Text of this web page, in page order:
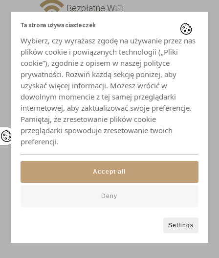
Bezpłatne WiFi
Lodówka
Płyta indukcyjna
Mikrofalówka
Czajnik
Naczynia i przybory kuchenne
Ta strona używa ciasteczek
Wybierz, czy wyrażasz zgodę na używanie przez nas
plików cookie i powiązanych technologii („Pliki
cookie”), zgodnie z opisem w naszej polityce
prywatności. Rozwiń każdą sekcję poniżej, aby
uzyskać więcej informacji. Możesz wrócić w
dowolnym momencie z tej samej przeglądarki
internetowej, aby zaktualizować swoje preferencje.
Pamiętaj, że zresetowanie plików cookie
przeglądarki spowoduje zresetowanie twoich
preferencji.
Settings
Deny
Accept all